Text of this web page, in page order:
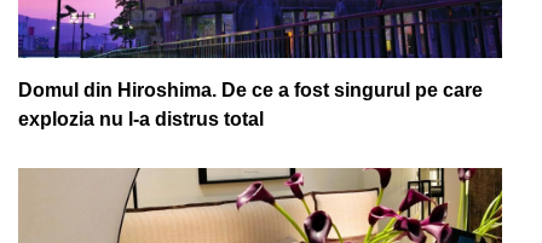
Domul din Hiroshima. De ce a fost singurul pe care
explozia nu l-a distrus total